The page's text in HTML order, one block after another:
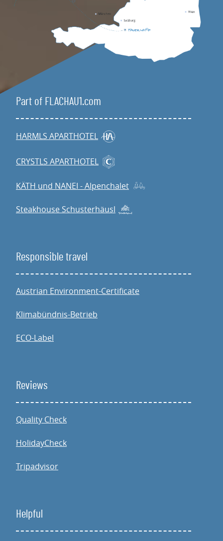
Helpful
Reviews
Quality Check
HolidayCheck
Tripadvisor
Responsible travel
Austrian Environment-Certificate
Klimabündnis-Betrieb
ECO-Label
Part of FLACHAU1.com
HARMLS APARTHOTEL
CRYSTLS APARTHOTEL
KÄTH und NANEI - Alpenchalet
Steakhouse Schusterhäusl